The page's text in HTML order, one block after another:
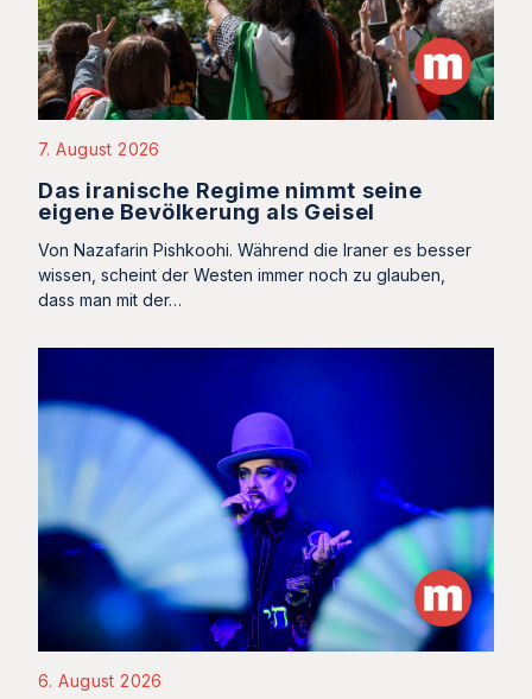
7. August 2026
Das iranische Regime nimmt seine
eigene Bevölkerung als Geisel
Von Nazafarin Pishkoohi. Während die Iraner es besser
wissen, scheint der Westen immer noch zu glauben,
dass man mit der…
6. August 2026